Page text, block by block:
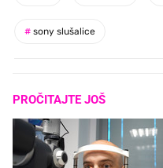
# sony slušalice
PROČITAJTE JOŠ